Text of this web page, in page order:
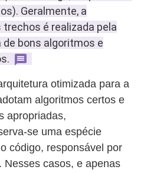
Geralmente, a
é realizada pela
bons algoritmos e
otimizada para a
algoritmos certos e
apropriadas,
se uma espécie
código, responsável por
Nesses casos, e apenas